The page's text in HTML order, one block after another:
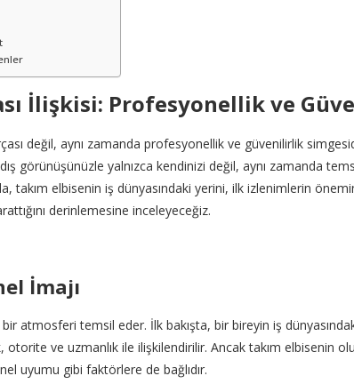
İlişkisi: Profesyonellik ve
değil, aynı zamanda profesyonellik ve güvenilirlik
görünüşünüzle yalnızca kendinizi değil, aynı zamanda
takım elbisenin iş dünyasındaki yerini, ilk izlenimlerin
derinlemesine inceleyeceğiz.
İmajı
atmosferi temsil eder. İlk bakışta, bir bireyin iş
otorite ve uzmanlık ile ilişkilendirilir. Ancak takım elbisenin
uyumu gibi faktörlere de bağlıdır.